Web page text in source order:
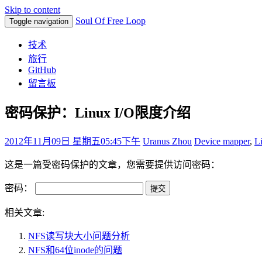
Skip to content
Toggle navigation Soul Of Free Loop
技术
旅行
GitHub
留言板
密码保护：Linux I/O限度介绍
2012年11月09日 星期五05:45下午 Uranus Zhou Device mapper,
这是一篇受密码保护的文章，您需要提供访问密码：
密码：
相关文章:
NFS读写块大小问题分析
NFS和64位inode的问题